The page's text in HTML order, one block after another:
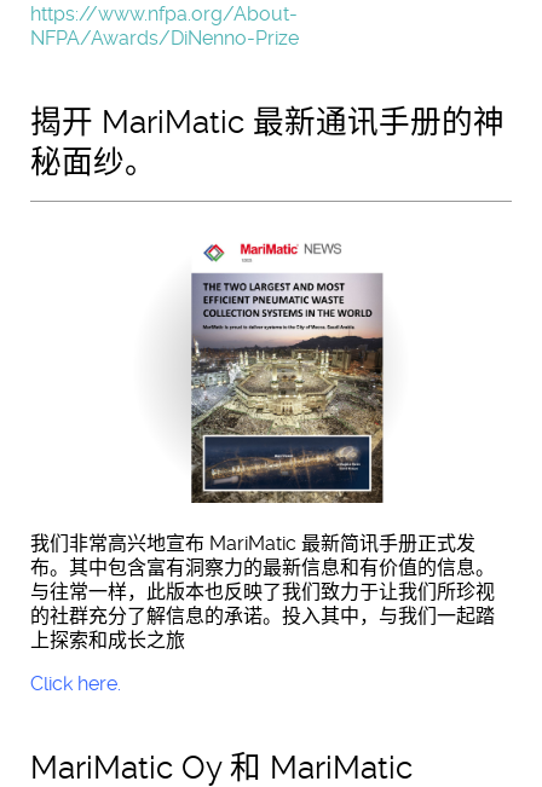
https://www.nfpa.org/About-
NFPA/Awards/DiNenno-Prize
揭开 MariMatic 最新通讯手册的神
秘面纱。
我们非常高兴地宣布 MariMatic 最新简讯手册正式发
布。其中包含富有洞察力的最新信息和有价值的信息。
与往常一样，此版本也反映了我们致力于让我们所珍视
的社群充分了解信息的承诺。投入其中，与我们一起踏
上探索和成长之旅
Click here.
MariMatic Oy 和 MariMatic